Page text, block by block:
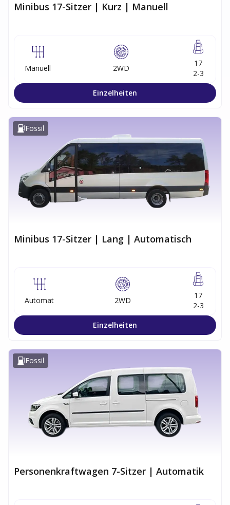
Minibus 17-Sitzer | Kurz | Manuell
Manuell 2WD
17
2-3
Einzelheiten
Fossil
Minibus 17-Sitzer | Lang | Automatisch
Automat 2WD
17
2-3
Einzelheiten
Fossil
Personenkraftwagen 7-Sitzer | Automatik